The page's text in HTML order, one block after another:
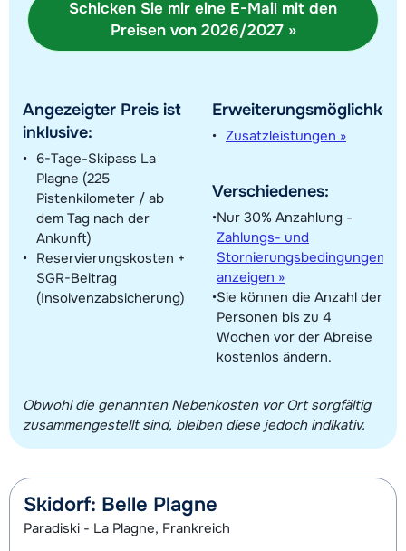
Alle Unterkünfte in diesem Gebiet anzeigen
Diese Karte zeigt eine Indikation der Lage unserer Unterkünfte. Die genaue
Lage kann jedoch abweichen.
Schicken Sie mir eine E-Mail mit den
Preisen von 2026/2027 »
Angezeigter Preis ist
inklusive:
6-Tage-Skipass La
Plagne (225
Pistenkilometer / ab
dem Tag nach der
Ankunft)
Reservierungskosten +
SGR-Beitrag
(Insolvenzabsicherung)
Zusatzleistungen »
Verschiedenes:
Nur 30% Anzahlung -
Zahlungs- und
Stornierungsbedingungen
anzeigen »
Sie können die Anzahl der
Personen bis zu 4
Wochen vor der Abreise
kostenlos ändern.
Obwohl die genannten Nebenkosten vor Ort sorgfältig
zusammengestellt sind, bleiben diese jedoch indikativ.
Skidorf: Belle Plagne
Paradiski - La Plagne, Frankreich